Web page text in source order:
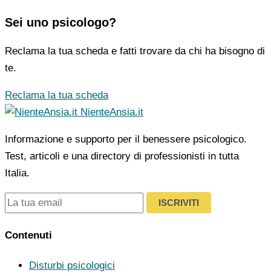
Sei uno psicologo?
Reclama la tua scheda e fatti trovare da chi ha bisogno di
te.
Reclama la tua scheda
NienteAnsia.it
Informazione e supporto per il benessere psicologico.
Test, articoli e una directory di professionisti in tutta
Italia.
ISCRIVITI
Contenuti
Disturbi psicologici